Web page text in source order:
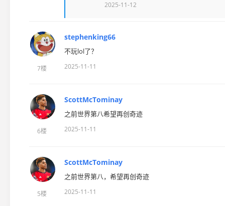
2025-11-12
7楼
stephenking66
不玩lol了？
2025-11-11
6楼
ScottMcTominay
之前世界第八希望再创奇迹
2025-11-11
5楼
ScottMcTominay
之前世界第八，希望再创奇迹
2025-11-11